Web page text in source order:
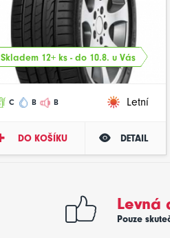
Skladem 12+ ks - do 10.8. u Vás
C B B Letní
DO KOŠÍKU DETAIL
Levná
Pouze